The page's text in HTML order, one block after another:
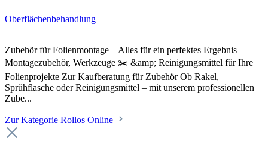
Oberflächenbehandlung
Zubehör für Folienmontage – Alles für ein perfektes Ergebnis
Montagezubehör, Werkzeuge ✂️ &amp; Reinigungsmittel für Ihre
Folienprojekte Zur Kaufberatung für Zubehör Ob Rakel,
Sprühflasche oder Reinigungsmittel – mit unserem professionellen
Zube...
Zur Kategorie Rollos Online